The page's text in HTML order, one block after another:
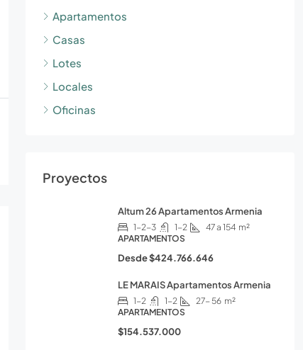
Apartamentos
Casas
Lotes
Locales
Oficinas
Proyectos
Altum 26 Apartamentos Armenia
1-2-3 1-2 47 a 154 m²
APARTAMENTOS
Desde$424.766.646
LE MARAIS Apartamentos Armenia
1-2 1-2 27- 56 m²
APARTAMENTOS
$154.537.000